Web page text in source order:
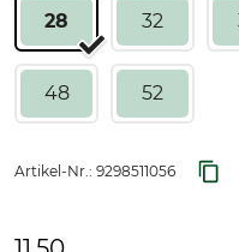
28 32
48 52
Artikel-Nr.: 9298511056